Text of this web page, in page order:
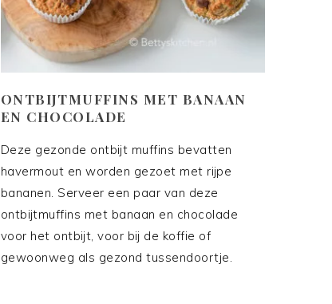
ONTBIJTMUFFINS MET BANAAN
EN CHOCOLADE
Deze gezonde ontbijt muffins bevatten
havermout en worden gezoet met rijpe
bananen. Serveer een paar van deze
ontbijtmuffins met banaan en chocolade
voor het ontbijt, voor bij de koffie of
gewoonweg als gezond tussendoortje.